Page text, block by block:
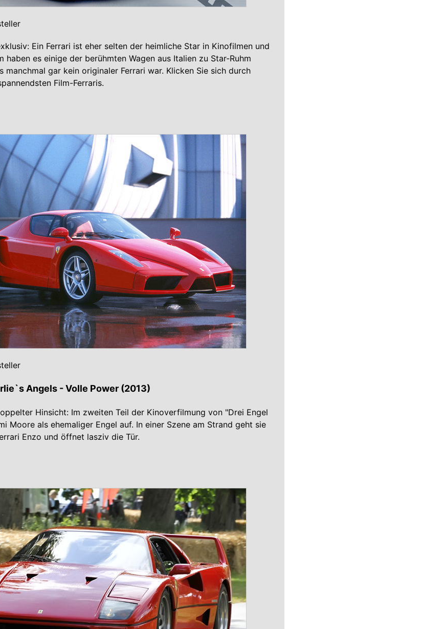
Ein Ferrari ist eher selten der heimliche Star in Kinofilmen und
haben es einige der berühmten Wagen aus Italien zu Star-Ruhm
manchmal gar kein originaler Ferrari war. Klicken Sie sich durch
Film-Ferraris.
Angels - Volle Power (2013)
Hinsicht: Im zweiten Teil der Kinoverfilmung von "Drei Engel
Moore als ehemaliger Engel auf. In einer Szene am Strand geht sie
Enzo und öffnet lasziv die Tür.